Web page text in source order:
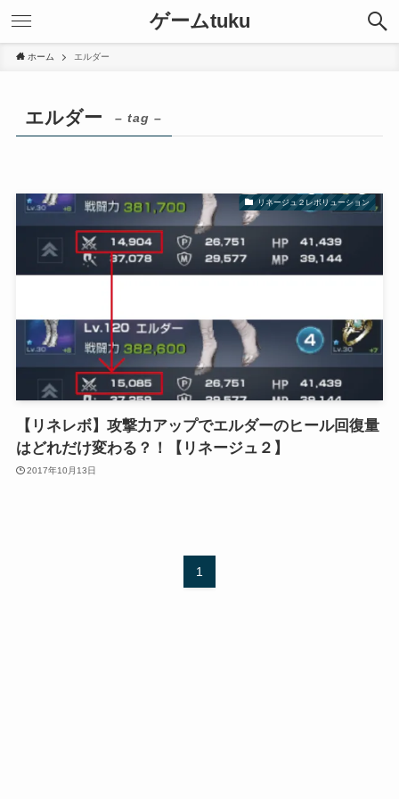
ゲームtuku
ホーム エルダー
エルダー – tag –
リネージュ２レボリューション
【リネレボ】攻撃力アップでエルダーのヒール回復量
はどれだけ変わる？！【リネージュ２】
2017年10月13日
1